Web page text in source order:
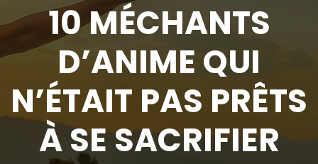
10 MÉCHANTS
D’ANIME QUI
N’ÉTAIT PAS PRÊTS
À SE SACRIFIER